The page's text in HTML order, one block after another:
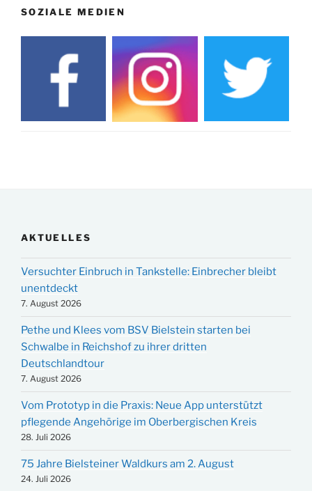
SOZIALE MEDIEN
AKTUELLES
Versuchter Einbruch in Tankstelle: Einbrecher bleibt
unentdeckt
7. August 2026
Pethe und Klees vom BSV Bielstein starten bei
Schwalbe in Reichshof zu ihrer dritten
Deutschlandtour
7. August 2026
Vom Prototyp in die Praxis: Neue App unterstützt
pflegende Angehörige im Oberbergischen Kreis
28. Juli 2026
75 Jahre Bielsteiner Waldkurs am 2. August
24. Juli 2026